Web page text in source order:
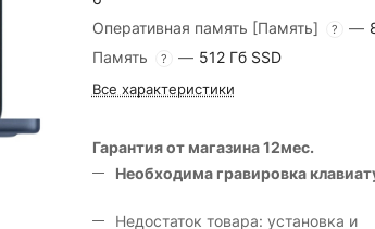
Оперативная память [Память]
? —
Память
? — 512 Гб SSD
Все характеристики
Гарантия от магазина 12мес.
Необходима гравировка
Недостаток товара: установка и